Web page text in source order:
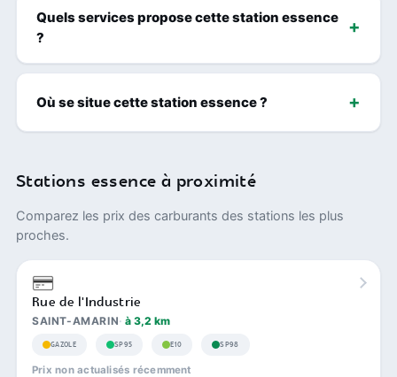
Quels services propose cette station essence
?
Où se situe cette station essence ?
Stations essence à proximité
Comparez les prix des carburants des stations les plus
proches.
Rue de l'Industrie
SAINT-AMARIN à 3,2 km
GAZOLE SP95 E10 SP98
Prix non actualisés récemment